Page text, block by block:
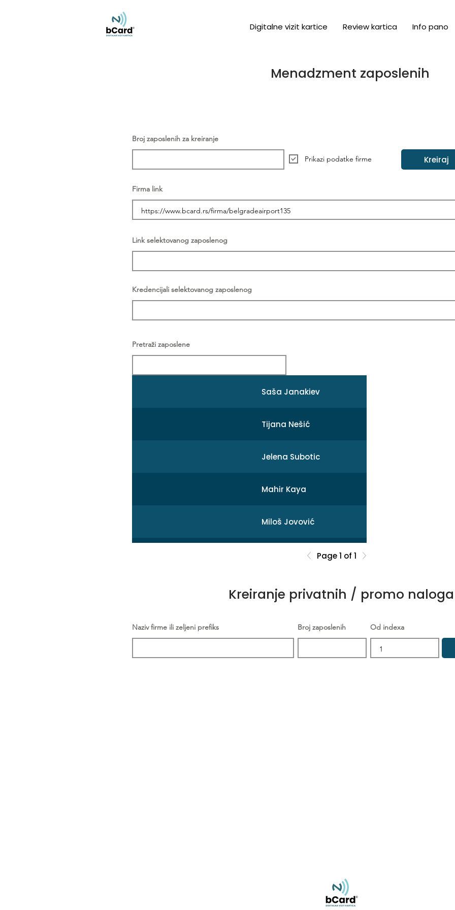
Digitalne vizit kartice Review kartica Info pano
Menadzment zaposlenih
Broj zaposlenih za kreiranje
Prikazi podatke firme Kreiraj
Firma link
Link selektovanog zaposlenog
Kredencijali selektovanog zaposlenog
Pretraži zaposlene
Saša Janakiev
Tijana Nešić
Jelena Subotic
Mahir Kaya
Miloš Jovović
Sonja Broćeta
Page 1 of 1
Kreiranje privatnih / promo naloga
Naziv firme ili zeljeni prefiks Broj zaposlenih Od indexa